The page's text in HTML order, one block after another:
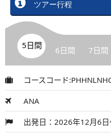
ツアー行程
5日間 6日間 7日間
コースコード
ANA
出発日：2026年12月6